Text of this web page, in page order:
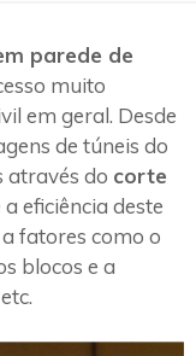
parede de
muito
em geral. Desde
de túneis do
através do corte
a eficiência deste
fatores como o
blocos e a